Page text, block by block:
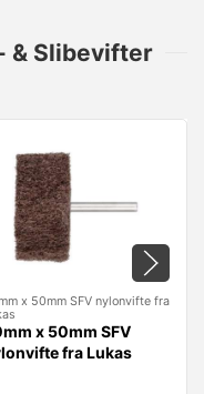
& Slibevifter
x 50mm SFV nylonvifte fra
x 50mm SFV
fra Lukas